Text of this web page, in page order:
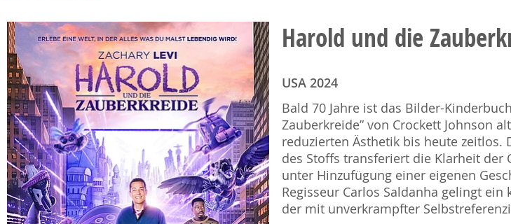
Harold und die
USA 2024
Bald 70 Jahre ist das Bilder-
Zauberkreide” von Crockett Johnson
reduzierten Ästhetik bis heute zeitlos.
des Stoffs transferiert die Klarheit der
unter Hinzufügung einer eigenen
Regisseur Carlos Saldanha gelingt
der mit unverkrampfter